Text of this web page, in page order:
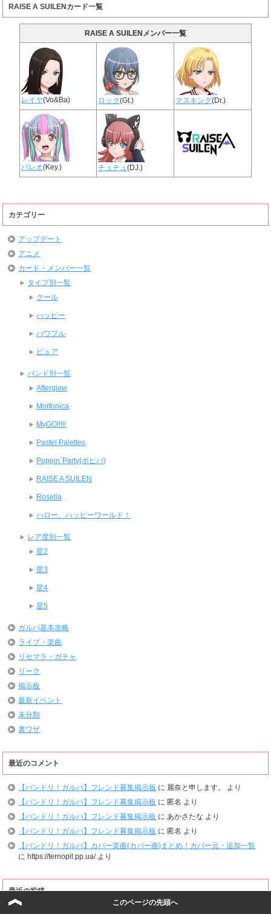
RAISE A SUILENカード一覧
RAISE A SUILENメンバー一覧
レイヤ(Vo&Ba) ロック(Gt.) マスキング(Dr.)
パレオ(Key.) チュチュ(DJ.)
カテゴリー
アップデート
アニメ
カード・メンバー一覧
タイプ別一覧
クール
ハッピー
パワフル
ピュア
バンド別一覧
Afterglow
Morfonica
MyGO!!!!!
Pastel Palettes
Poppin`Party(ポピパ)
RAISE A SUILEN
Roselia
ハロー、ハッピーワールド！
レア度別一覧
星2
星3
星4
星5
ガルパ基本攻略
ライブ・楽曲
リセマラ・ガチャ
リーク
掲示板
最新イベント
未分類
裏ワザ
最近のコメント
【バンドリ！ガルパ】フレンド募集掲示板 に 麗奈と申します。
より
【バンドリ！ガルパ】フレンド募集掲示板 に 匿名 より
【バンドリ！ガルパ】フレンド募集掲示板 にあかさたな より
【バンドリ！ガルパ】フレンド募集掲示板 に 匿名 より
【バンドリ！ガルパ】カバー楽曲(カバー曲)まとめ！カバー元・追加一覧
に https://ternopil.pp.ua/より
最近の投稿
このページの先頭へ